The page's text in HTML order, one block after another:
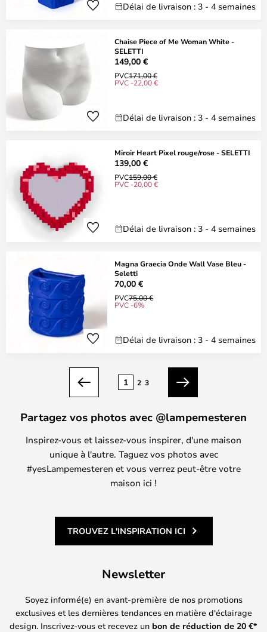
Délai de livraison : 3 - 4 semaines
Chaise Piece of Me Woman White -
SELETTI
149,00 €
PVC171,00 €
PVC -22,00 €
Délai de livraison : 3 - 4 semaines
Miroir Heart Pixel rouge/rose - SELETTI
139,00 €
PVC159,00 €
PVC -20,00 €
Délai de livraison : 3 - 4 semaines
Magna Graecia Onde Wall Vase Bleu -
Seletti
70,00 €
PVC75,00 €
PVC -6%
Délai de livraison : 3 - 4 semaines
Précédent
1 2 3
Suivant
Partagez vos photos avec @lampemesteren
Inspirez-vous et laissez-vous inspirer, d'une maison
unique à l'autre. Taguez vos photos avec
#yesLampemesteren et vous verrez peut-être votre
maison ici !
TROUVEZ L'INSPIRATION ICI
Newsletter
Soyez informé(e) en avant-première de nos promotions
exclusives et les dernières tendances en matière d'éclairage
design. Inscrivez-vous et recevez un bon de réduction de 20 €*